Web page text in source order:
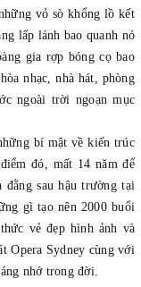
vỏ sò khổng lồ kết
lấp lánh bao quanh nó
gia rợp bóng cọ bao
nhạc, nhà hát, phòng
ngoài trời ngoạn mục
bí mật về kiến trúc
đó, mất 14 năm để
sau hậu trường tại
gì tạo nên 2000 buổi
vẻ đẹp hình ảnh và
Opera Sydney cùng với
nhớ trong đời.